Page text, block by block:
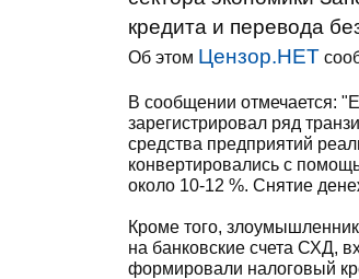
кредита и перевода
Об этом Цензор.НЕТ
В сообщении отмечается:
зарегистрировал ряд
средства предприятий
конвертировались с
около 10-12 %. Снятие
Кроме того,
на банковские счета СХД,
формировали налоговый